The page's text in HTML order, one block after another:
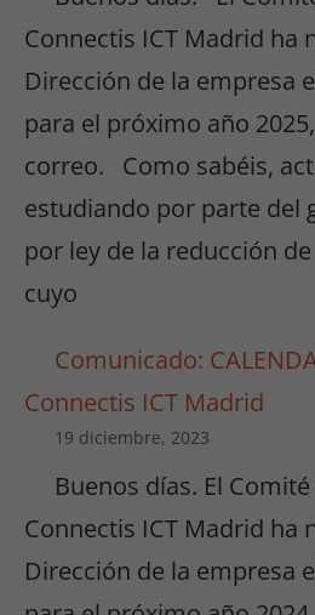
Connectis ICT Madrid ha
Dirección de la empresa
para el próximo año
correo. Como sabéis,
estudiando por parte del
por ley de la reducción
cuyo
Comunicado:
Connectis ICT Madrid
19 diciembre, 2023
Buenos días. El
Connectis ICT Madrid ha
Dirección de la empresa